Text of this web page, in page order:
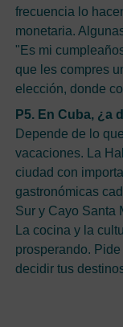
frecuencia lo
monetaria.
"Es mi
que les compres
elección, donde
P5. En Cuba, ¿a
Depende de lo
vacaciones. La
ciudad con
gastronómicas
Sur y Cayo Santa
La cocina y la
prosperando.
decidir tus